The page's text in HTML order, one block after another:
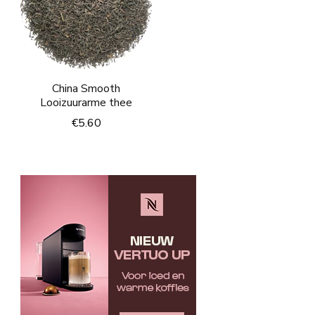
China Smooth
Looizuurarme thee
€5.60